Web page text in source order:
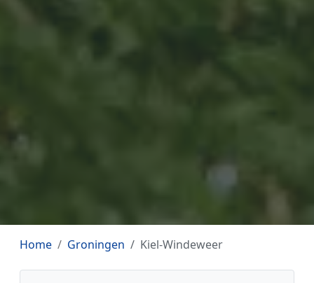
Home Groningen Kiel-Windeweer